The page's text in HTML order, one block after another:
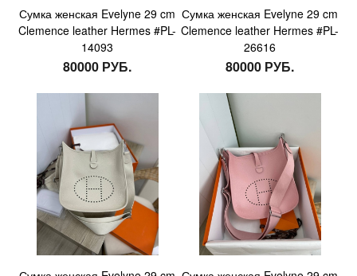
Сумка женская Evelyne 29 cm
Clemence leather Hermes #PL-
14093
80000 РУБ.
Сумка женская Evelyne 29 cm
Clemence leather Hermes #PL-
26616
80000 РУБ.